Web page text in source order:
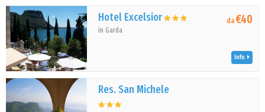
Hotel Excelsior
in Garda
da€40
Info
Res. San Michele